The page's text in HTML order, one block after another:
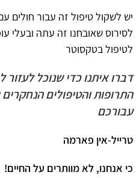
יש לשקול טיפול זה עבור חולים
לסירוס שאובחנו זה עתה ובעלי
לטיפול בטקסוטר
דברו איתנו כדי שנוכל
התרופות והטיפולים
עבורכם
טרייל-אין פארמה
כי אנחנו, לא מוותרים על החיים!